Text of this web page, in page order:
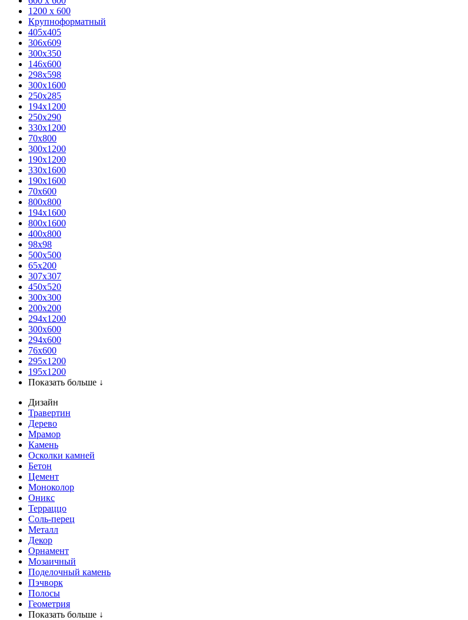
1200 х 600
Крупноформатный
405x405
306x609
300x350
146x600
298x598
300x1600
250x285
194x1200
250x290
330x1200
70x800
300x1200
190x1200
330x1600
190x1600
70x600
800x800
194x1600
800x1600
400х800
98x98
500x500
65x200
307x307
450x520
300x300
200x200
294x1200
300x600
294x600
76х600
295х1200
195х1200
Показать больше ↓
Дизайн
Травертин
Дерево
Мрамор
Камень
Осколки камней
Бетон
Цемент
Моноколор
Оникс
Терраццо
Соль-перец
Металл
Декор
Орнамент
Мозаичный
Поделочный камень
Пэчворк
Полосы
Геометрия
Показать больше ↓